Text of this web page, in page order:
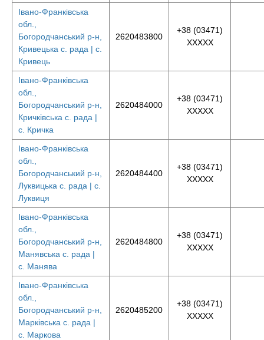
Івано-Франківська
обл.,
Богородчанський р-н,
Кривецька с. рада | с.
Кривець
2620483800
+38 (03471)
XXXXX
Івано-Франківська
обл.,
Богородчанський р-н,
Кричківська с. рада |
с. Кричка
2620484000
+38 (03471)
XXXXX
Івано-Франківська
обл.,
Богородчанський р-н,
Луквицька с. рада | с.
Луквиця
2620484400
+38 (03471)
XXXXX
Івано-Франківська
обл.,
Богородчанський р-н,
Манявська с. рада |
с. Манява
2620484800
+38 (03471)
XXXXX
Івано-Франківська
обл.,
Богородчанський р-н,
Марківська с. рада |
с. Маркова
2620485200
+38 (03471)
XXXXX